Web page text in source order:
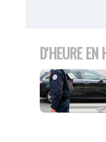
D'HEURE EN